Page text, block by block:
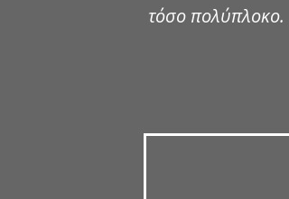
τόσο πολύπλοκο.